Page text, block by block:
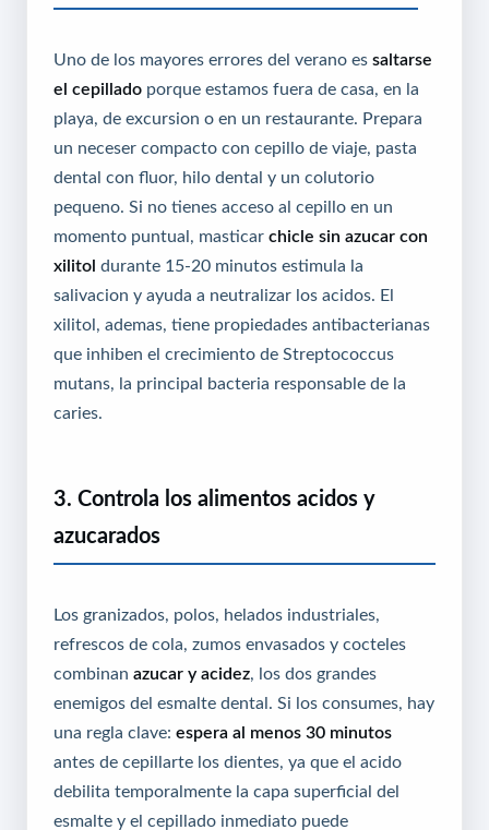
Uno de los mayores errores del verano es saltarse
el cepillado porque estamos fuera de casa, en la
playa, de excursion o en un restaurante. Prepara
un neceser compacto con cepillo de viaje, pasta
dental con fluor, hilo dental y un colutorio
pequeno. Si no tienes acceso al cepillo en un
momento puntual, masticar chicle sin azucar con
xilitol durante 15-20 minutos estimula la
salivacion y ayuda a neutralizar los acidos. El
xilitol, ademas, tiene propiedades antibacterianas
que inhiben el crecimiento de Streptococcus
mutans, la principal bacteria responsable de la
caries.
3. Controla los alimentos acidos y
azucarados
Los granizados, polos, helados industriales,
refrescos de cola, zumos envasados y cocteles
combinan azucar y acidez , los dos grandes
enemigos del esmalte dental. Si los consumes, hay
una regla clave: espera al menos 30 minutos
antes de cepillarte los dientes, ya que el acido
debilita temporalmente la capa superficial del
esmalte y el cepillado inmediato puede